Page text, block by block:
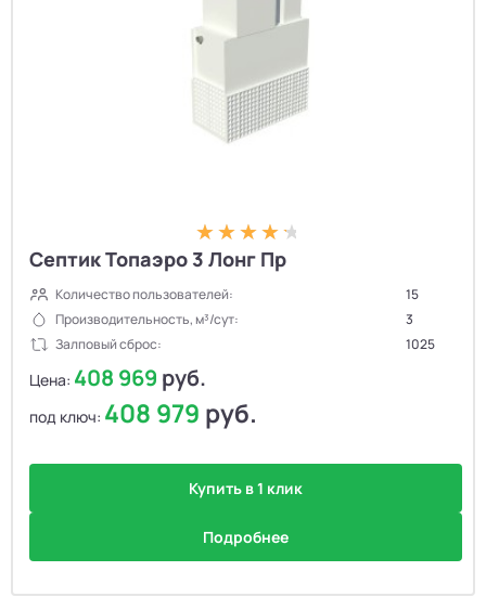
Септик Топаэро 3 Лонг Пр
Количество пользователей:
15
Производительность, м³/сут:
3
Залповый сброс:
1025
Цена: 408 969 руб.
под ключ: 408 979 руб.
Купить в 1 клик
Подробнее